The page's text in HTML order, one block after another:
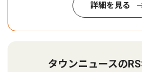
詳細を見る
タウンニュースの